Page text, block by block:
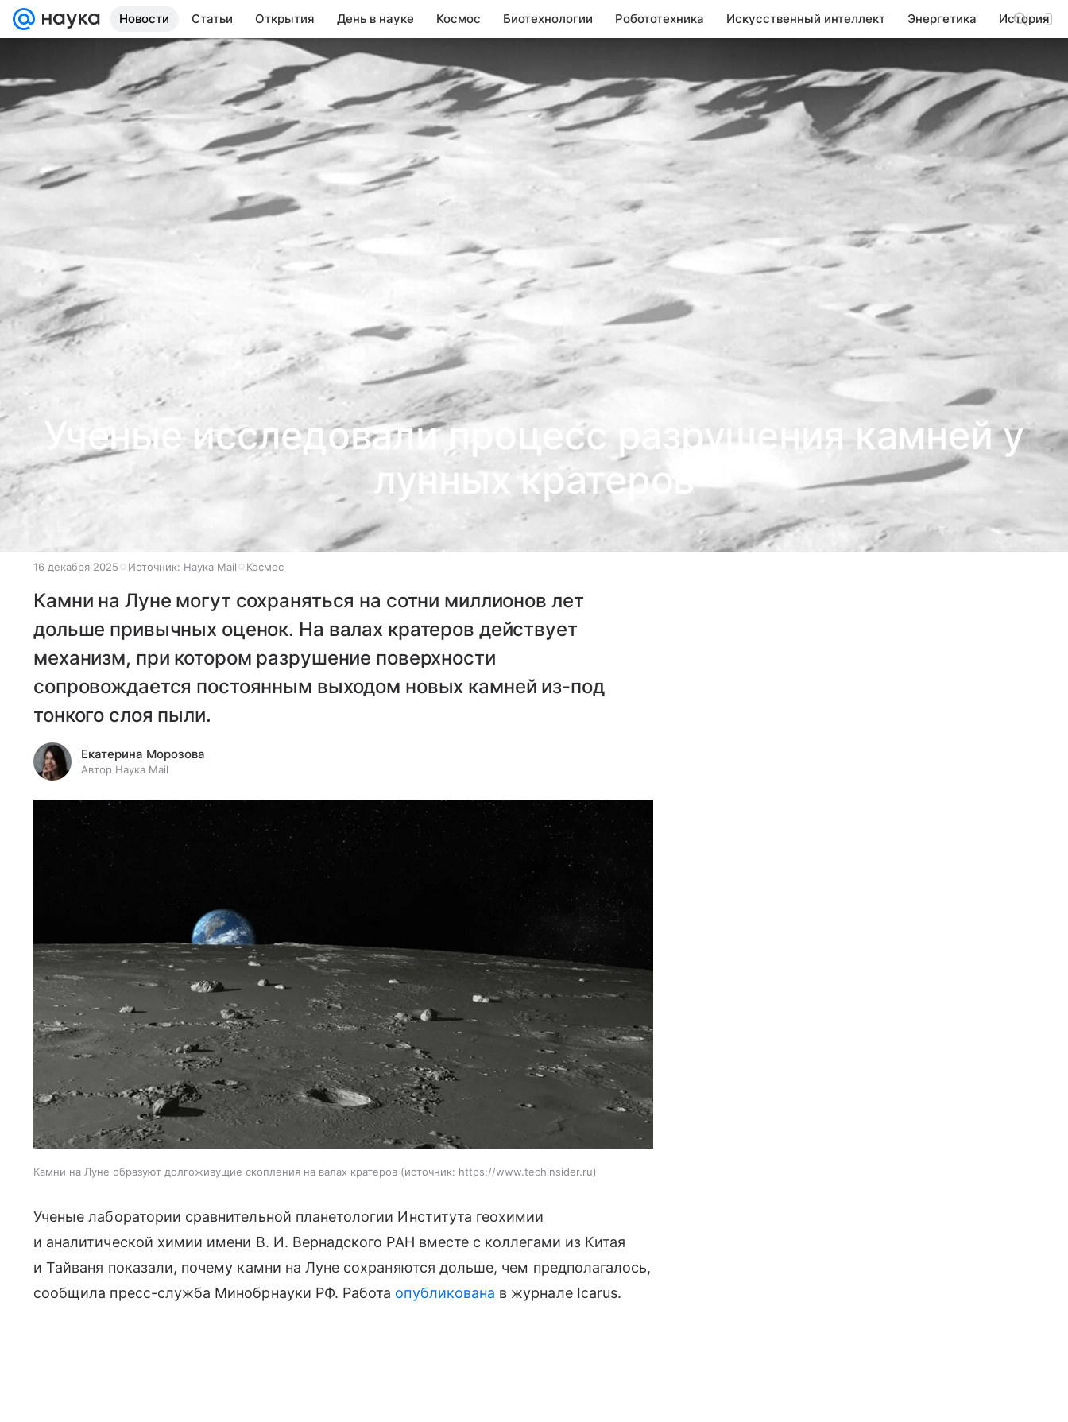
Новости Статьи Открытия День в науке Космос Биотехнологии Робототехника Искусственный интеллект Энергетика История
Ученые исследовали процесс разрушения камней у
лунных кратеров
16 декабря 2025 Источник: Наука Mail Космос
Камни на Луне могут сохраняться на сотни миллионов лет
дольше привычных оценок. На валах кратеров действует
механизм, при котором разрушение поверхности
сопровождается постоянным выходом новых камней из-под
тонкого слоя пыли.
Екатерина Морозова
Автор Наука Mail
Камни на Луне образуют долгоживущие скопления на валах кратеров источник: https://www.techinsider.ru
Ученые лаборатории сравнительной планетологии Института геохимии
и аналитической химии имени В. И. Вернадского РАН вместе с коллегами из Китая
и Тайваня показали, почему камни на Луне сохраняются дольше, чем предполагалось,
сообщила пресс-служба Минобрнауки РФ. Работа опубликована в журнале Icarus.